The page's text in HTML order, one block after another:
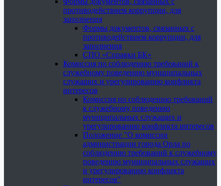
противодействием коррупции, для
заполнения
Формы документов, связанных с
противодействием коррупции, для
заполнения
СПО «Справки БК»
Комиссия по соблюдению требований к
служебному поведению муниципальных
служащих и урегулированию конфликта
интересов
Комиссия по соблюдению требований
к служебному поведению
муниципальных служащих и
урегулированию конфликта интересов
Положение "О комиссии
администрации города Орла по
соблюдению требований к служебному
поведению муниципальных служащих
и урегулированию конфликта
интересов"